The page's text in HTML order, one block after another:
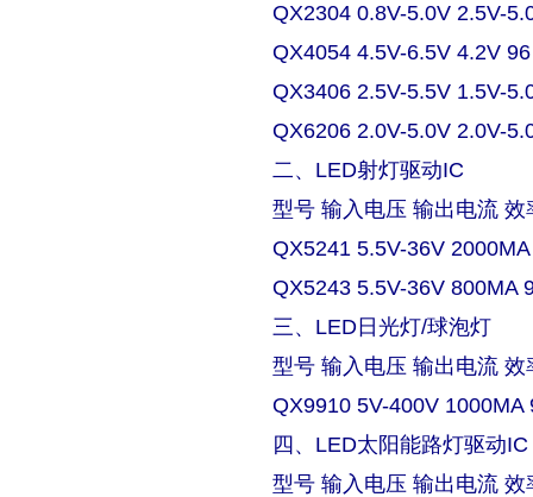
QX2304 0.8V-5.0V 2.5V-
QX4054 4.5V-6.5V 4.2V
QX3406 2.5V-5.5V 1.5V-
QX6206 2.0V-5.0V 2.0V-
二、LED射灯驱动IC
型号 输入电压 输出电流 效
QX5241 5.5V-36V
QX5243 5.5V-36V 800MA
三、LED日光灯/球泡灯
型号 输入电压 输出电流 效
QX9910 5V-400V 1000MA
四、LED太阳能路灯驱动IC
型号 输入电压 输出电流 效